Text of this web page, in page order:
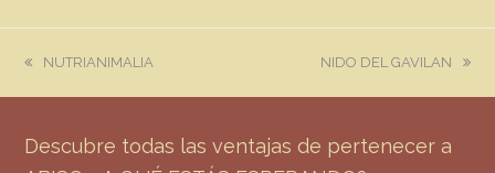
previous
NUTRIANIMALIA
next
NIDO DEL GAVILAN
Descubre todas las ventajas de pertenecer a